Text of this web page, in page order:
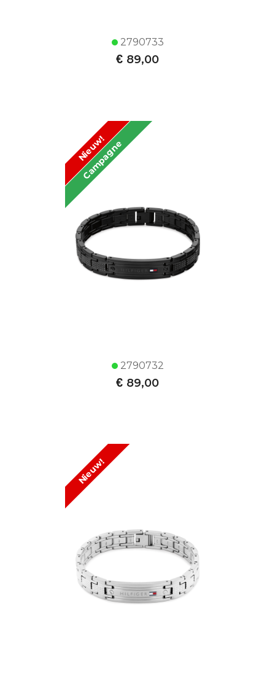
2790733
€ 89,00
Nieuw!
Campagne
2790732
€ 89,00
Nieuw!